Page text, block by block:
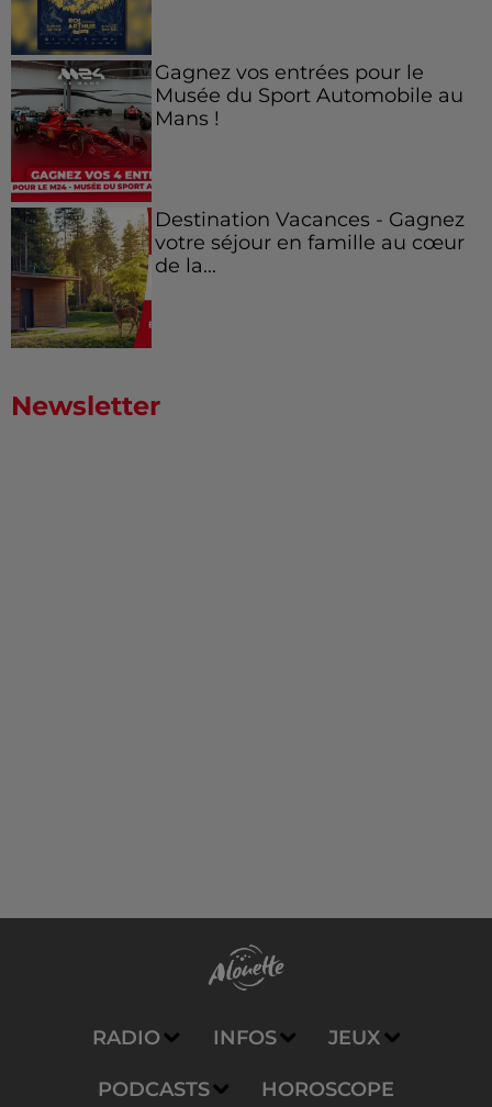
Gagnez vos entrées pour le
Musée du Sport Automobile au
Mans !
Destination Vacances - Gagnez
votre séjour en famille au cœur
de la...
Newsletter
RADIO INFOS JEUX
PODCASTS HOROSCOPE